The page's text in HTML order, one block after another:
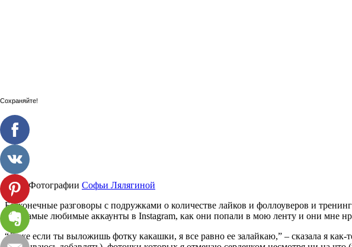
Фотографии Софьи Лялягиной
Бесконечные разговоры с подружками о количестве лайков и фоллоуверов и
мои самые любимые аккаунты в Instagram, как они попали в мою ленту и они мне
“Даже если ты выложишь фотку какашки, я все равно ее залайкаю,” – сказала я как-
Сохраняйте!